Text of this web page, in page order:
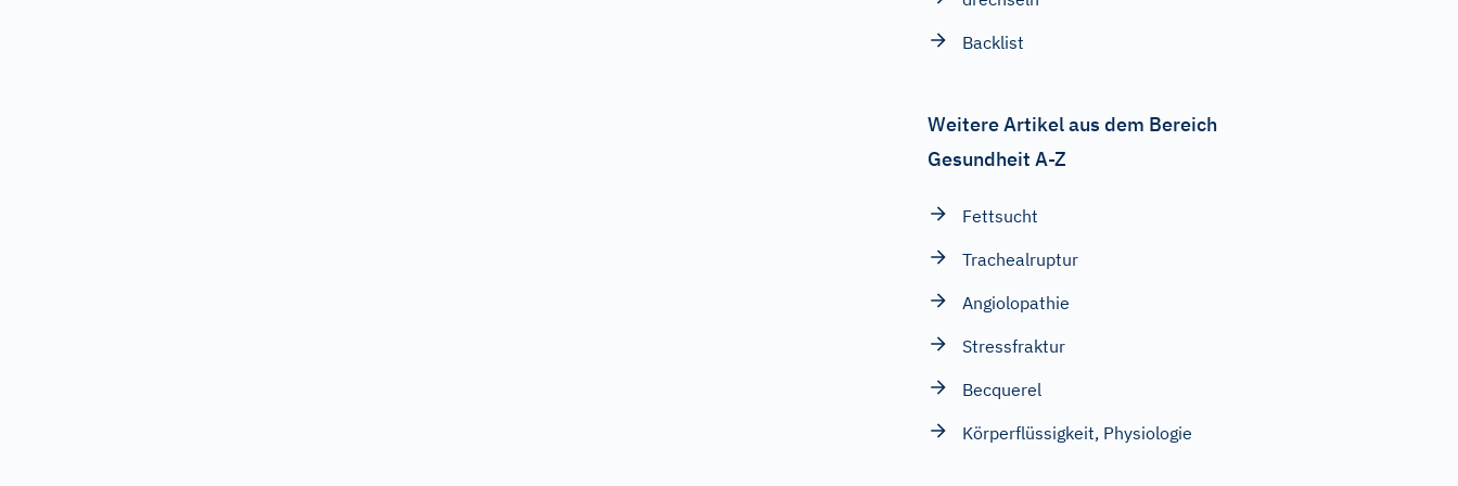
Backlist
Weitere Artikel aus dem Bereich
Gesundheit A-Z
Fettsucht
Trachealruptur
Angiolopathie
Stressfraktur
Becquerel
Körperflüssigkeit, Physiologie